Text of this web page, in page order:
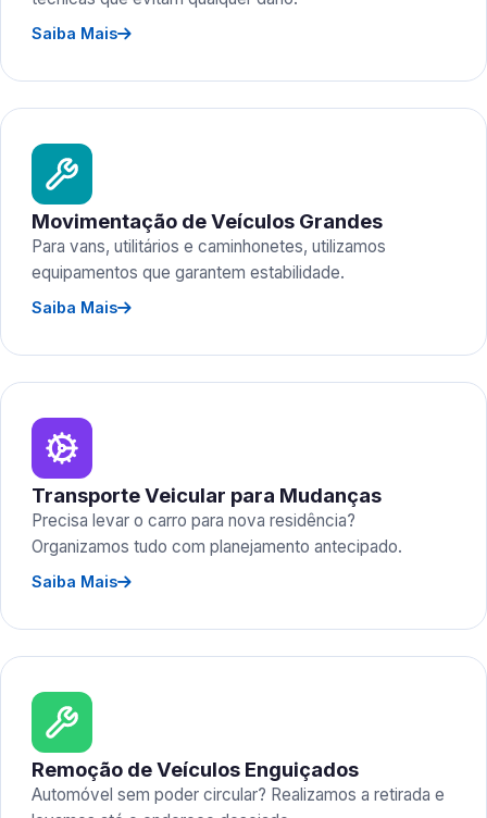
Saiba Mais
Movimentação de Veículos Grandes
Para vans, utilitários e caminhonetes, utilizamos
equipamentos que garantem estabilidade.
Saiba Mais
Transporte Veicular para Mudanças
Precisa levar o carro para nova residência?
Organizamos tudo com planejamento antecipado.
Saiba Mais
Remoção de Veículos Enguiçados
Automóvel sem poder circular? Realizamos a retirada e